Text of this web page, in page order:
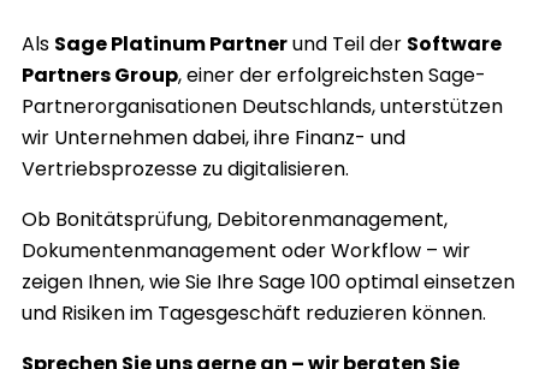
Als Sage Platinum Partnerund Teil der Software
Partners Group, einer der erfolgreichsten Sage-
Partnerorganisationen Deutschlands, unterstützen
wir Unternehmen dabei, ihre Finanz- und
Vertriebsprozesse zu digitalisieren.
Ob Bonitätsprüfung, Debitorenmanagement,
Dokumentenmanagement oder Workflow – wir
zeigen Ihnen, wie Sie Ihre Sage 100 optimal einsetzen
und Risiken im Tagesgeschäft reduzieren können.